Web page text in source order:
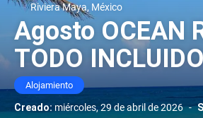
Riviera Maya, México
Agosto OCEAN
TODO
Alojamiento
Creado: miércoles, 29 de abril de 2026 -